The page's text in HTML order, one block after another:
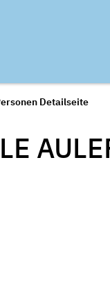
Detailseite